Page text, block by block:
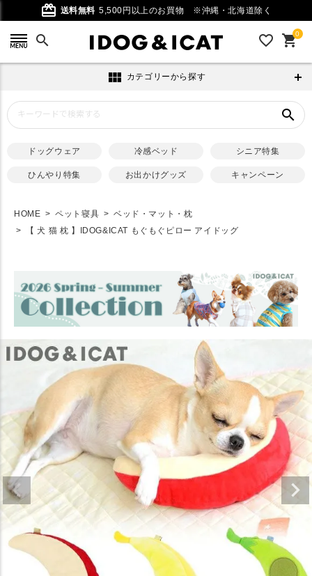
card_giftcard 送料無料 5,500円以上のお買物 ※沖縄・北海道除く
search favorite_outline 0
shopping_cart
view_module カテゴリーから探す
search
ドッグウェア 冷感ベッド シニア特集
ひんやり特集 お出かけグッズ キャンペーン
HOME ペット寝具
ベッド・マット・枕
【 犬 猫 枕 】IDOG&ICAT もぐもぐピロー アイドッグ